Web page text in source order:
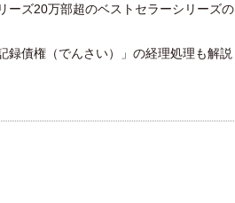
ーズ20万部超のベストセラーシリーズの
録債権（でんさい）」の経理処理も解説